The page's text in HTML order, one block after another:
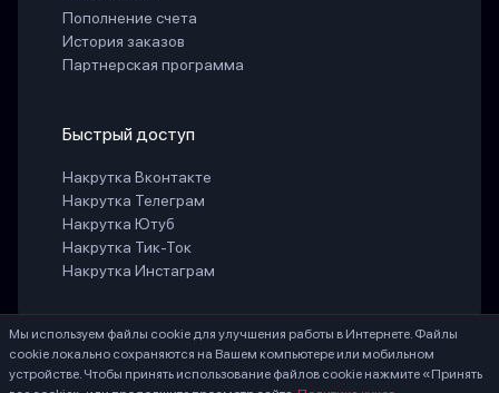
Мы используем файлы cookie для улучшения работы в Интернете. Файлы
cookie локально сохраняются на Вашем компьютере или мобильном
устройстве. Чтобы принять использование файлов cookie нажмите «Принять
Пополнение счета
История заказов
Партнерская программа
Быстрый доступ
Накрутка Вконтакте
Накрутка Телеграм
Накрутка Ютуб
Накрутка Тик-Ток
Накрутка Инстаграм
БЕЛАЯ СВЕТЛАНА ГЕННАДИЕВНА ИНН 771888066530 ОГРНИП
324774600203756, Россия, г. Москва, 107553, ул. Большая Черкизовская, д.20